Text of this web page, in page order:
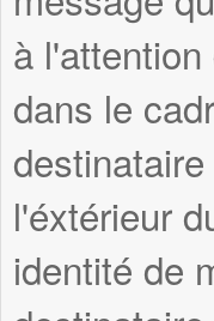
à
dans le
l'éxtérieur
identité de